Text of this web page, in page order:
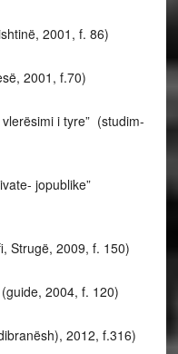
2001, f. 86)
2001, f.70)
i tyre” (studim-
jopublike”
Strugë, 2009, f. 150)
2004, f. 120)
2012, f.316)